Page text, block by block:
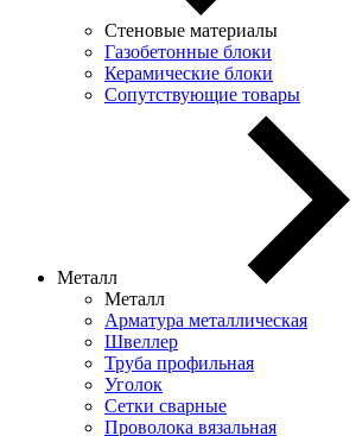
Стеновые материалы
Газобетонные блоки
Керамические блоки
Сопутствующие товары
Металл
Металл
Арматура металлическая
Швеллер
Труба профильная
Уголок
Сетки сварные
Проволока вязальная